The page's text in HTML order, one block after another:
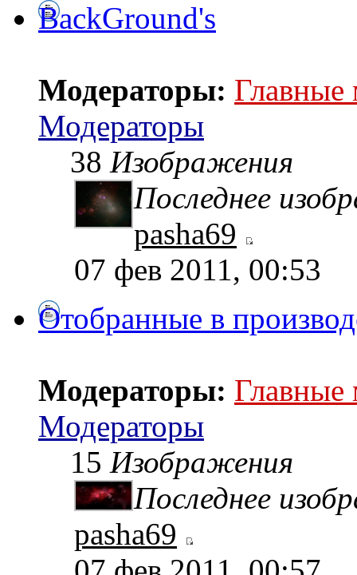
BackGround's
Модераторы: Главные
Модераторы
38 Изображения
Последнее
pasha69
07 фев 2011, 00:53
Отобранные в
Модераторы: Главные
Модераторы
15 Изображения
Последнее
pasha69